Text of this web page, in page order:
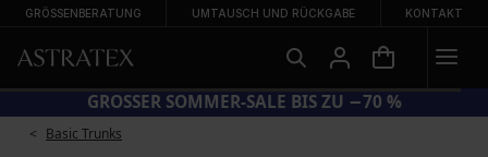
GRÖSSENBERATUNG UMTAUSCH UND RÜCKGABE KONTAKT
GROSSER SOMMER-SALE BIS ZU −70 %
Basic Trunks